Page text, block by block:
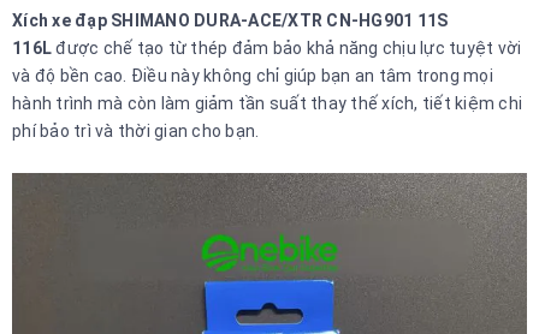
Xích xe đạp SHIMANO DURA-ACE/XTR CN-HG901 11S
116Lđược chế tạo từ thép đảm bảo khả năng chịu lực tuyệt vời
và độ bền cao. Điều này không chỉ giúp bạn an tâm trong mọi
hành trình mà còn làm giảm tần suất thay thế xích, tiết kiệm chi
phí bảo trì và thời gian cho bạn.